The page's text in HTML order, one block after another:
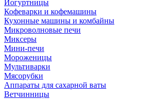
Йогуртницы
Кофеварки и кофемашины
Кухонные машины и комбайны
Микроволновые печи
Миксеры
Мини-печи
Мороженицы
Мультиварки
Мясорубки
Аппараты для сахарной ваты
Ветчинницы